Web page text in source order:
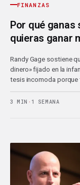
FINANZAS
Por qué ganas
quieras ganar
Randy Gage sostiene
dinero» fijado en la
tesis incomoda porque
3 MIN · 1 SEMANA